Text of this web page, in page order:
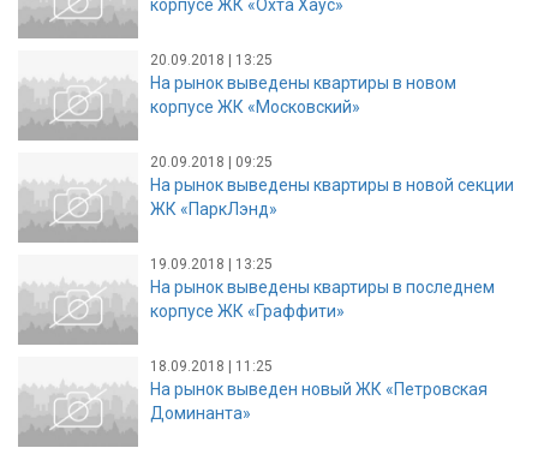
корпусе ЖК «Охта Хаус»
20.09.2018 | 13:25
На рынок выведены квартиры в новом
корпусе ЖК «Московский»
20.09.2018 | 09:25
На рынок выведены квартиры в новой секции
ЖК «ПаркЛэнд»
19.09.2018 | 13:25
На рынок выведены квартиры в последнем
корпусе ЖК «Граффити»
18.09.2018 | 11:25
На рынок выведен новый ЖК «Петровская
Доминанта»